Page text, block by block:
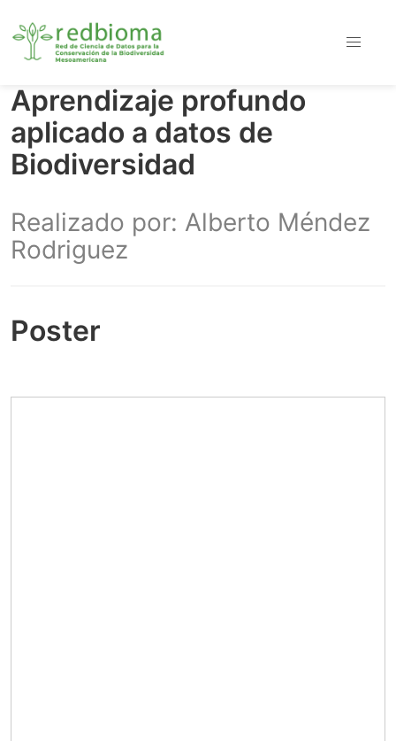
Aprendizaje profundo
aplicado a datos de
Biodiversidad
Realizado por: Alberto Méndez
Rodriguez
Poster